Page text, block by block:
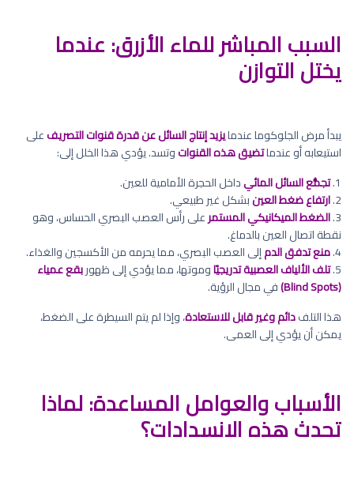
السبب المباشر للماء الأزرق: عندما
يختل التوازن
يبدأ مرض الجلوكوما عندمايزيد إنتاج السائل عن قدرة قنوات التصريفعلى
استيعابه أو عندماتضيق هذه القنواتوتسد. يؤدي هذا الخلل إلى:
1. تجمُّع السائل المائيداخل الحجرة الأمامية للعين.
2. ارتفاع ضغط العينبشكل غير طبيعي.
3. الضغط الميكانيكي المستمرعلى رأس العصب البصري الحساس، وهو
نقطة اتصال العين بالدماغ.
4. منع تدفق الدمإلى العصب البصري، مما يحرمه من الأكسجين والغذاء.
5. تلف الألياف العصبية تدريجيًاوموتها، مما يؤدي إلى ظهوربقع عمياء
(Blind Spots)
في مجال الرؤية.
هذا التلفدائم وغير قابل للاستعادة، وإذا لم يتم السيطرة على الضغط،
يمكن أن يؤدي إلى العمى.
الأسباب والعوامل المساعدة: لماذا
تحدث هذه الانسدادات؟